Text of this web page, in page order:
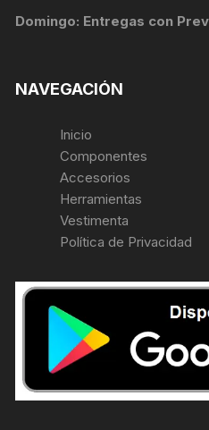
Domingo: Entregas con
NAVEGACIÓN
Inicio
Componentes
Accesorios
Herramientas
Vestimenta
Política de Privacidad